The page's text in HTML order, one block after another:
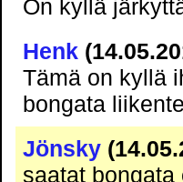
On kyllä
Henk
Tämä on kyllä
bongata
Jönsky
saatat